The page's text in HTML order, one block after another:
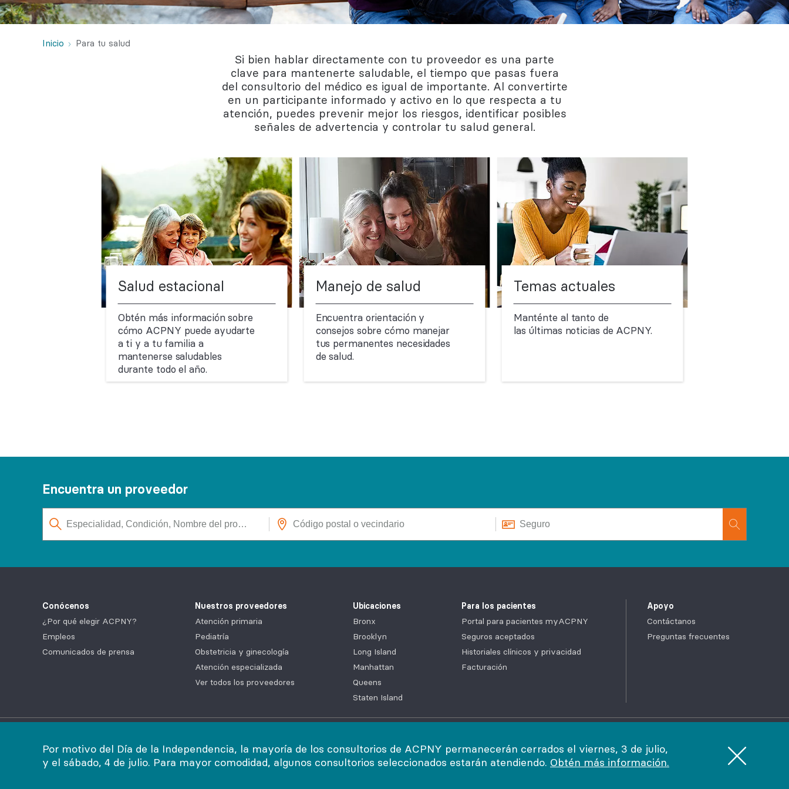
Más información
Salud conductual
Reumatología
Inicio Para tu salud
Si bien hablar directamente con tu proveedor es una parte
clave para mantenerte saludable, el tiempo que pasas fuera
del consultorio del médico es igual de importante. Al convertirte
en un participante informado y activo en lo que respecta a tu
atención, puedes prevenir mejor los riesgos, identificar posibles
señales de advertencia y controlar tu salud general.
Salud estacional
Obtén más información sobre
cómo ACPNY puede ayudarte
a ti y a tu familia a
mantenerse saludables
durante todo el año.
Manejo de salud
Encuentra orientación y
consejos sobre cómo manejar
tus permanentes necesidades
de salud.
Temas actuales
Manténte al tanto de
las últimas noticias de ACPNY.
Por motivo del Día de la Independencia, la mayoría de los consultorios de ACPNY permanecerán cerrados el viernes, 3 de julio,
y el sábado, 4 de julio. Para mayor comodidad, algunos consultorios seleccionados estarán atendiendo. Obtén más información.
Encuentra un proveedor
Conócenos
¿Por qué elegir ACPNY?
Empleos
Comunicados de prensa
Nuestros proveedores
Atención primaria
Pediatría
Obstetricia y ginecología
Atención especializada
Ver todos los proveedores
Ubicaciones
Bronx
Brooklyn
Long Island
Manhattan
Queens
Staten Island
Para los pacientes
Portal para pacientes myACPNY
Seguros aceptados
Historiales clínicos y privacidad
Facturación
Apoyo
Contáctanos
Preguntas frecuentes
©2026AdvantageCare Physicians. Todos los derechos reservados.